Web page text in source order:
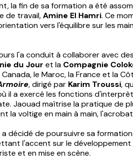
la fin de sa formation a été
de travail,Amine El Hamri. Ce
vers l'équilibre sur les
l'a conduit à collaborer avec
du Jour et la Compagnie
le Maroc, la France et la
, dirigé par Karim Troussi,
il a exercé les fonctions
Jaouad maîtrise la pratique de
la voltige en main à main,
a décidé de poursuivre sa
l'accent sur le
et en mise en scène.